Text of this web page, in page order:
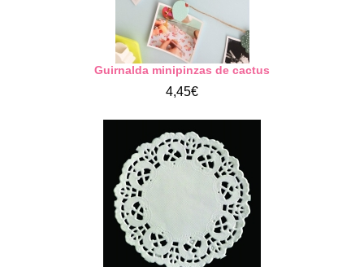
Guirnalda minipinzas de cactus
4,45€